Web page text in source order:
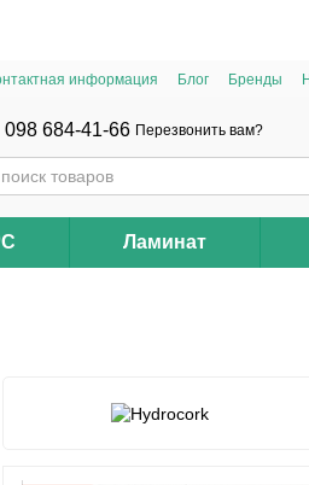
информация Блог Бренды
098 684-41-66 Перезвонить вам?
Ламинат